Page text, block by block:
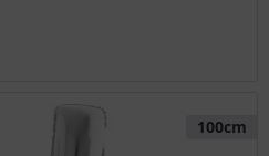
100cm